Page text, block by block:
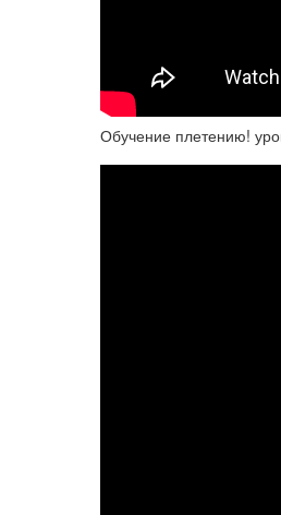
Обучение плетению!